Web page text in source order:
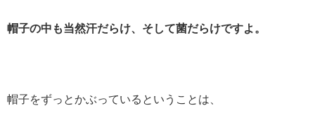
帽子の中も当然汗だらけ、そして菌だらけですよ。
帽子をずっとかぶっているということは、